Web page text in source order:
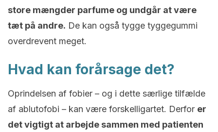
store mængder parfume og undgår at være
tæt på andre. De kan også tygge tyggegummi
overdrevent meget.
Hvad kan forårsage det?
Oprindelsen af fobier – og i dette særlige tilfælde
af ablutofobi – kan være forskelligartet. Derfor er
det vigtigt at arbejde sammen med patienten